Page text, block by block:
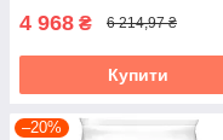
4 968 ₴ 6 214,97 ₴
Купити
–20%